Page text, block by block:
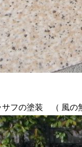
サフの塗装 （ 風の